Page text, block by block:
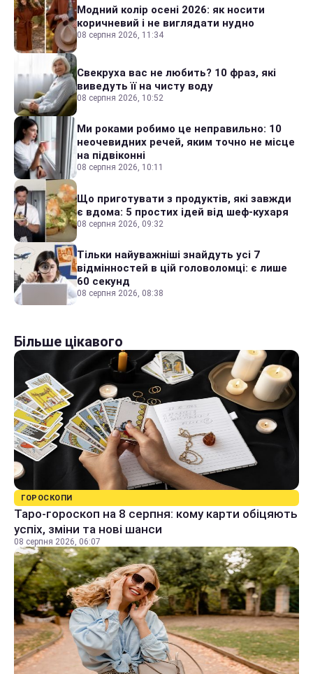
Модний колір осені 2026: як носити
коричневий і не виглядати нудно
08 серпня 2026, 11:34
Свекруха вас не любить? 10 фраз, які
виведуть її на чисту воду
08 серпня 2026, 10:52
Ми роками робимо це неправильно: 10
неочевидних речей, яким точно не місце
на підвіконні
08 серпня 2026, 10:11
Що приготувати з продуктів, які завжди
є вдома: 5 простих ідей від шеф-кухаря
08 серпня 2026, 09:32
Тільки найуважніші знайдуть усі 7
відмінностей в цій головоломці: є лише
60 секунд
08 серпня 2026, 08:38
Більше цікавого
ГОРОСКОПИ
Таро-гороскоп на 8 серпня: кому карти обіцяють
успіх, зміни та нові шанси
08 серпня 2026, 06:07